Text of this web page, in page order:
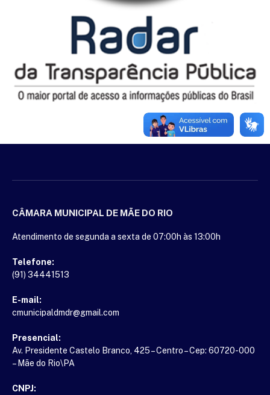
CÂMARA MUNICIPAL DE MÃE DO RIO
Atendimento de segunda a sexta de 07:00h às 13:00h
Telefone:
(91) 34441513
E-mail:
cmunicipaldmdr@gmail.com
Presencial:
Av. Presidente Castelo Branco, 425 – Centro – Cep: 60720-000
– Mãe do Rio\PA
CNPJ: